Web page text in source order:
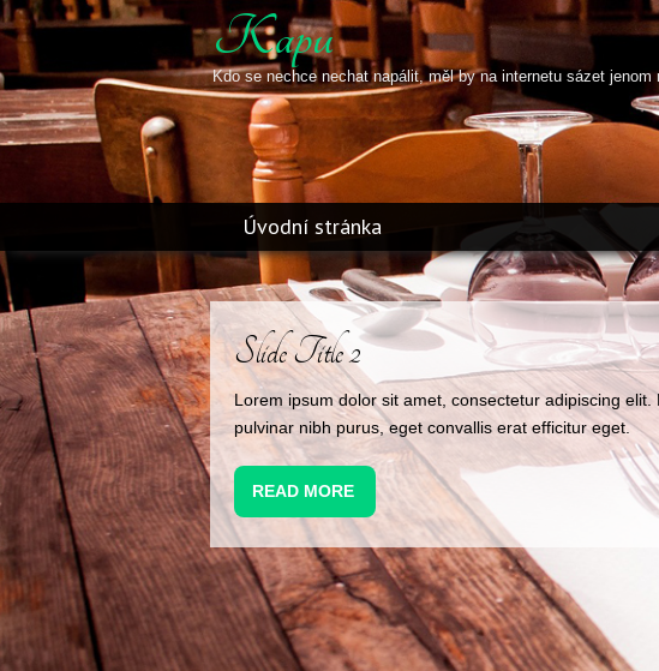
Slide Title 3
Lorem ipsum dolor sit amet, consectetur adipiscing elit.
pulvinar nibh purus, eget convallis erat efficitur eget.
READ MORE
Kapu
Kdo se nechce nechat napálit, měl by na internetu sázet
Úvodní stránka